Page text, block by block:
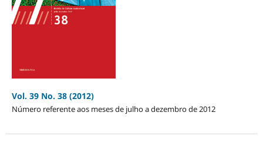
Vol. 39 No. 38 (2012)
Número referente aos meses de julho a dezembro de 2012